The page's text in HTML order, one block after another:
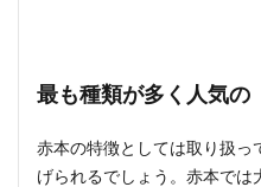
最も種類が多く人気の
赤本の特徴としては取り扱っ
げられるでしょう。赤本で